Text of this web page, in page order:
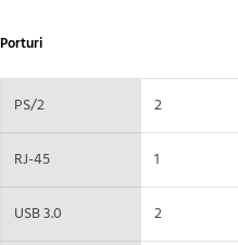
Porturi
PS/2 2
RJ-45 1
USB 3.0 2